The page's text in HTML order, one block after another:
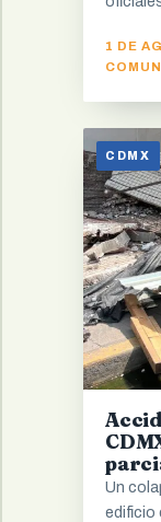
1 DE
CDMX
Un
edificio